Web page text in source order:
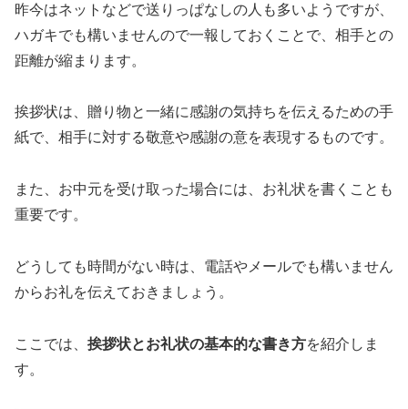
昨今はネットなどで送りっぱなしの人も多いようですが、
ハガキでも構いませんので一報しておくことで、相手との
距離が縮まります。
挨拶状は、贈り物と一緒に感謝の気持ちを伝えるための手
紙で、相手に対する敬意や感謝の意を表現するものです。
また、お中元を受け取った場合には、お礼状を書くことも
重要です。
どうしても時間がない時は、電話やメールでも構いません
からお礼を伝えておきましょう。
ここでは、 挨拶状とお礼状の基本的な書き方を紹介しま
す。